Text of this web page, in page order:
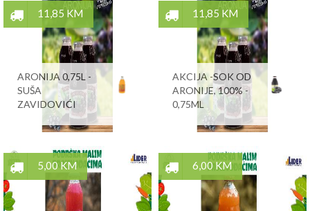
11,85 KM
ARONIJA 0,75L -
SUŠA
ZAVIDOVIĆI
11,85 KM
AKCIJA -SOK OD
ARONIJE, 100% -
0,75ML
5,00 KM 6,00 KM